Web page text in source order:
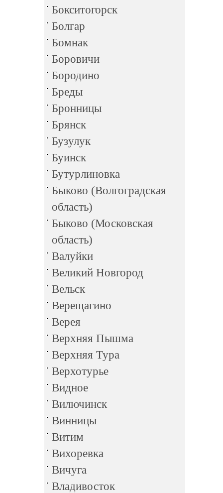
Бокситогорск
Болгар
Бомнак
Боровичи
Бородино
Бреды
Бронницы
Брянск
Бузулук
Буинск
Бутурлиновка
Быково (Волгоградская
область)
Быково (Московская
область)
Валуйки
Великий Новгород
Вельск
Верещагино
Верея
Верхняя Пышма
Верхняя Тура
Верхотурье
Видное
Вилючинск
Винницы
Витим
Вихоревка
Вичуга
Владивосток